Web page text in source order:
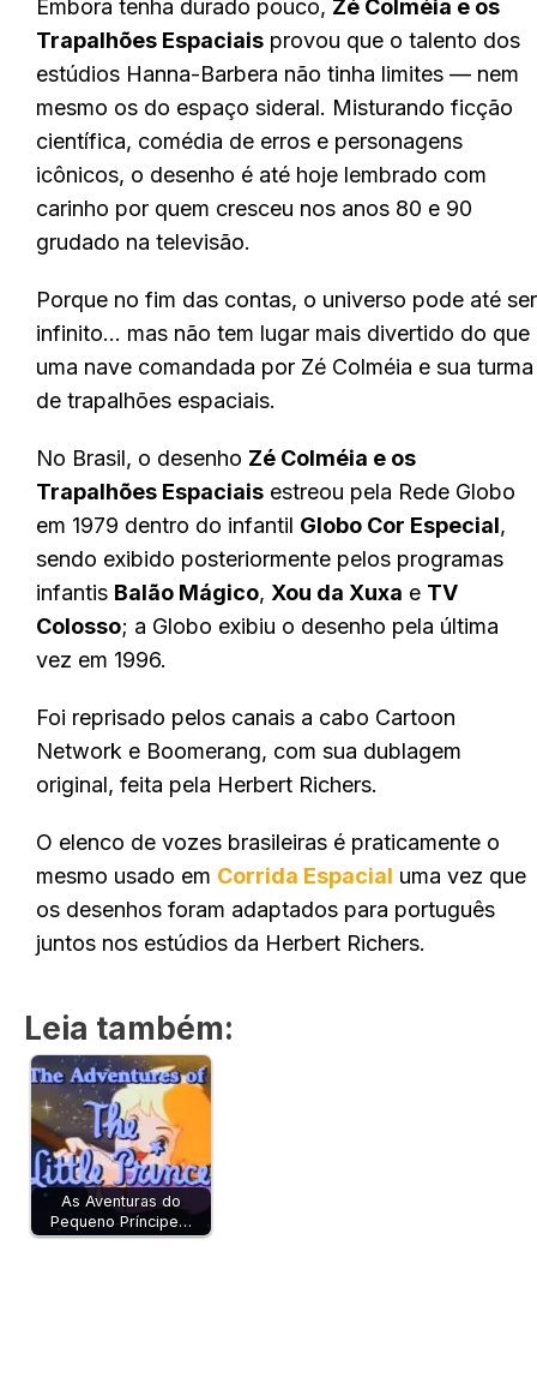
Embora tenha durado pouco, Zé Colméia e os
Trapalhões Espaciais provou que o talento dos
estúdios Hanna-Barbera não tinha limites — nem
mesmo os do espaço sideral. Misturando ficção
científica, comédia de erros e personagens
icônicos, o desenho é até hoje lembrado com
carinho por quem cresceu nos anos 80 e 90
grudado na televisão.
Porque no fim das contas, o universo pode até ser
infinito… mas não tem lugar mais divertido do que
uma nave comandada por Zé Colméia e sua turma
de trapalhões espaciais.
No Brasil, o desenho Zé Colméia e os
Trapalhões Espaciais estreou pela Rede Globo
em 1979 dentro do infantil Globo Cor Especial,
sendo exibido posteriormente pelos programas
infantis Balão Mágico, Xou da Xuxa e TV
Colosso; a Globo exibiu o desenho pela última
vez em 1996.
Foi reprisado pelos canais a cabo Cartoon
Network e Boomerang, com sua dublagem
original, feita pela Herbert Richers.
O elenco de vozes brasileiras é praticamente o
mesmo usado em Corrida Espacial uma vez que
os desenhos foram adaptados para português
juntos nos estúdios da Herbert Richers.
Leia também:
As Aventuras do
Pequeno Príncipe…